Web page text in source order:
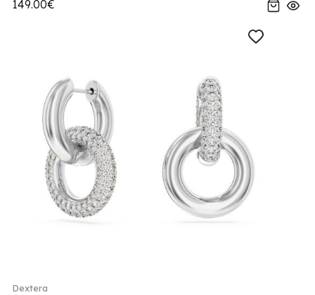
149.00€
Dextera